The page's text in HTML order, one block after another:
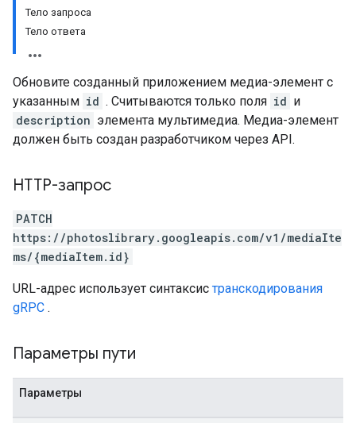
Тело запроса
Тело ответа
Обновите созданный приложением медиа-элемент с
указанным id . Считываются только поля id и
description элемента мультимедиа. Медиа-элемент
должен быть создан разработчиком через API.
HTTP-запрос
PATCH
https://photoslibrary.googleapis.com/v1/mediaIte
ms/{mediaItem.id}
URL-адрес использует синтаксис транскодирования
gRPC .
Параметры пути
Параметры